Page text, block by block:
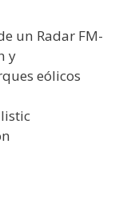
un Radar FM-
y
eólicos